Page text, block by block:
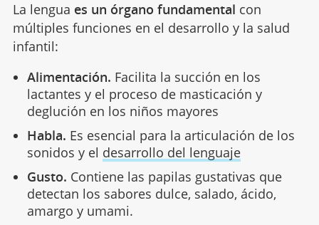
La lengua es un órgano fundamental con
múltiples funciones en el desarrollo y la salud
infantil:
Alimentación. Facilita la succión en los
lactantes y el proceso de masticación y
deglución en los niños mayores
Habla. Es esencial para la articulación de los
sonidos y el desarrollo del lenguaje
Gusto. Contiene las papilas gustativas que
detectan los sabores dulce, salado, ácido,
amargo y umami.